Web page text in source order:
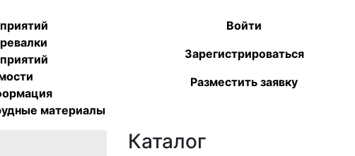
материалы
Войти
Зарегистрироваться
Разместить заявку
Каталог